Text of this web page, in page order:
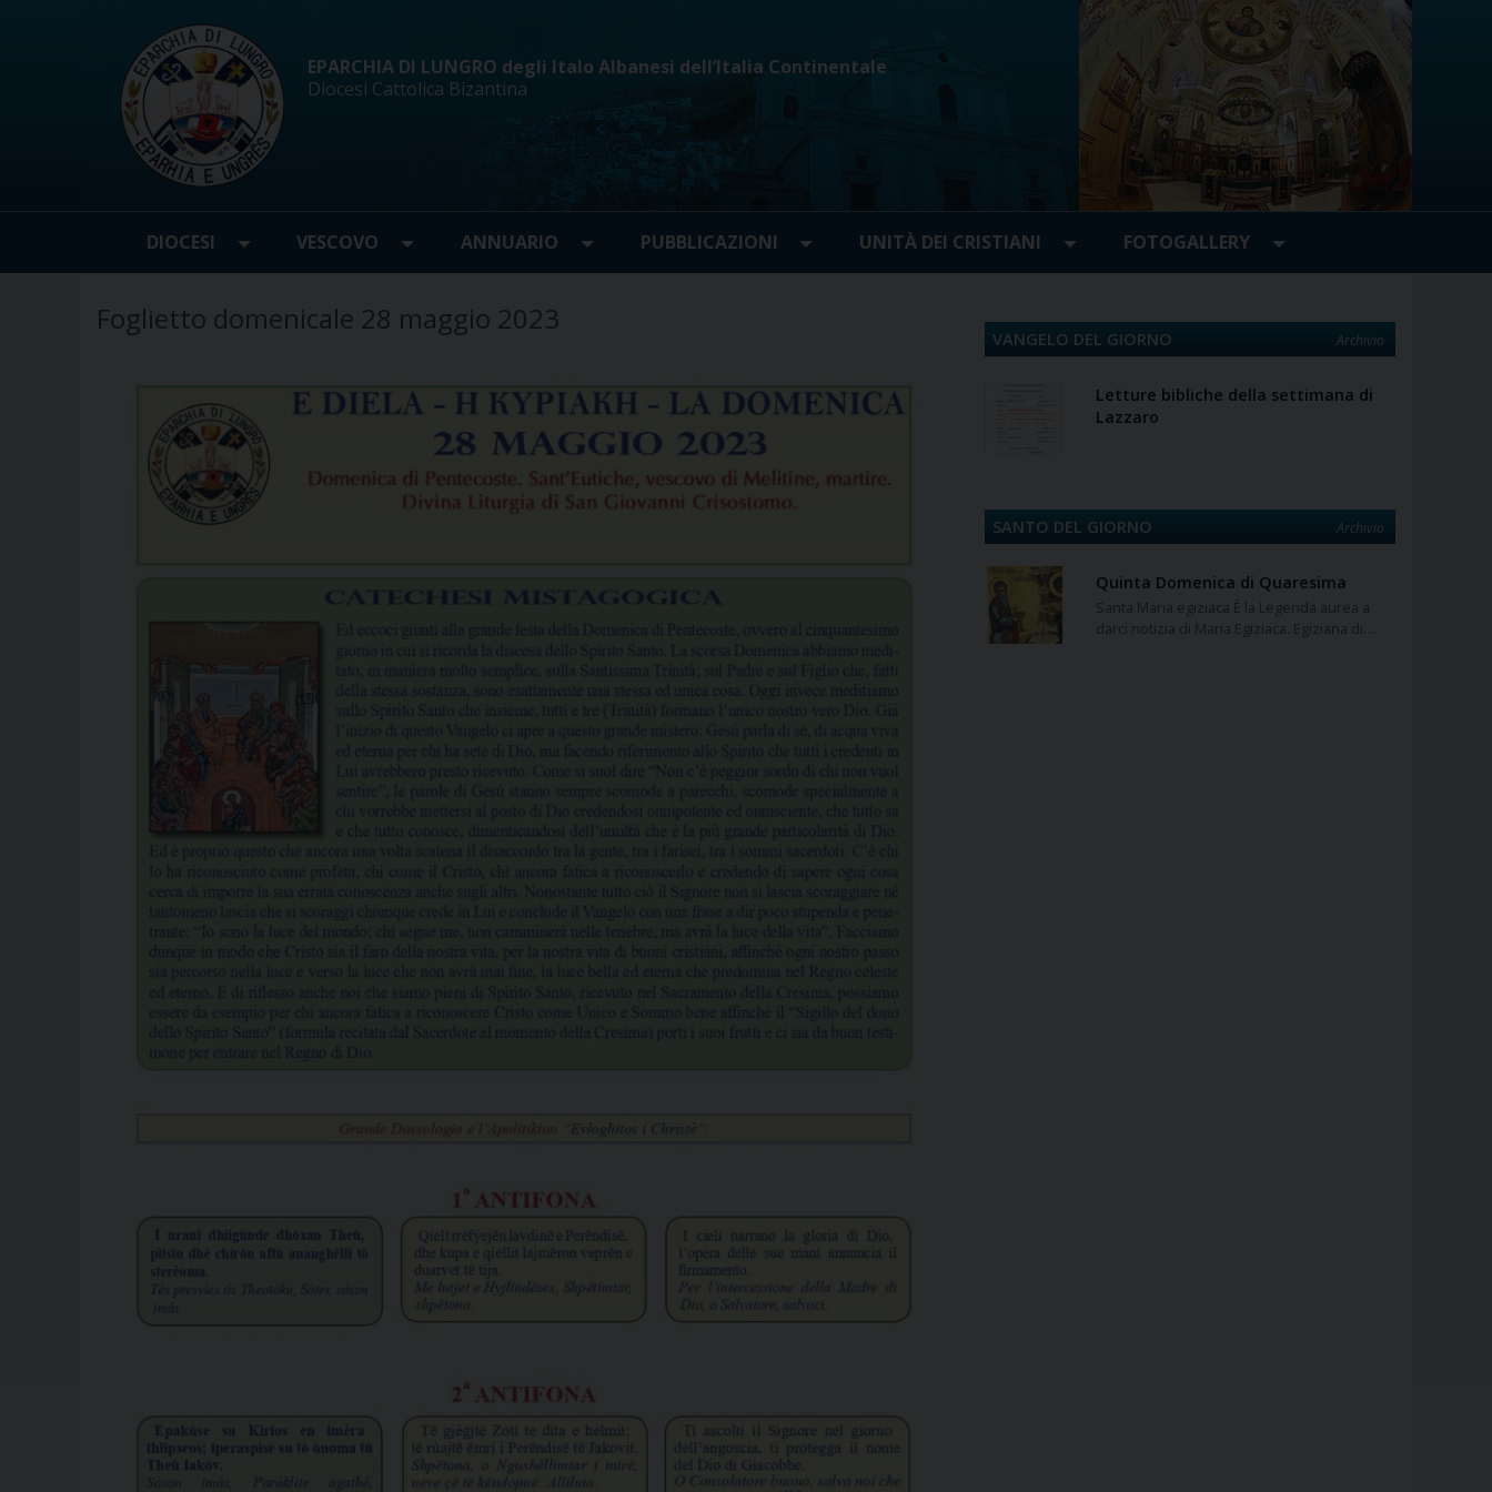
EPARCHIA DI LUNGRO degli Italo Albanesi dell’Italia Continentale
Diocesi Cattolica Bizantina
DIOCESI VESCOVO ANNUARIO PUBBLICAZIONI UNITÀ DEI CRISTIANI FOTOGALLERY
Foglietto domenicale 28 maggio 2023
VANGELO DEL GIORNO Archivio
Letture bibliche della settimana di
Lazzaro
SANTO DEL GIORNO Archivio
Quinta Domenica di Quaresima
Santa Maria egiziaca È la Legenda aurea a
darci notizia di Maria Egiziaca. Egiziana di…